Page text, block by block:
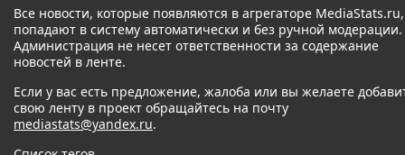
Все новости, которые появляются в агрегаторе MediaStats.ru,
попадают в систему автоматически и без ручной модерации.
Администрация не несет ответственности за содержание
новостей в ленте.
Если у вас есть предложение, жалоба или вы желаете
свою ленту в проект обращайтесь на почту
mediastats@yandex.ru.